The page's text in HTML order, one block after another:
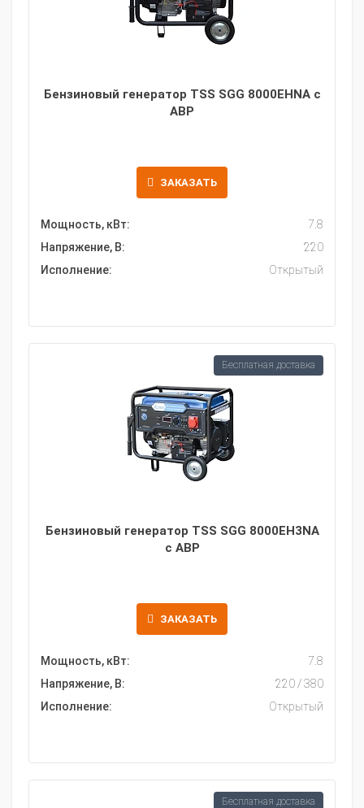
Бензиновый генератор TSS SGG 8000EHNA с
АВР
ЗАКАЗАТЬ
Мощность, кВт:
7.8
Напряжение, В:
220
Исполнение:
Открытый
Бензиновый генератор TSS SGG 8000EH3NA
с АВР
ЗАКАЗАТЬ
Мощность, кВт:
7.8
Напряжение, В:
220 / 380
Исполнение:
Открытый
Бесплатная доставка
Бесплатная доставка